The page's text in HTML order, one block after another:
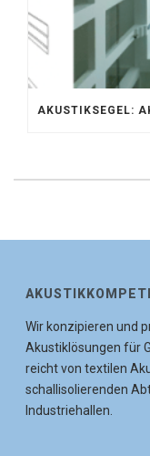
Wir konzipieren und
Akustiklösungen für
reicht von textilen
schallisolierenden
Industriehallen.